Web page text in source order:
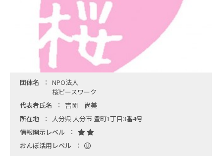
団体名
NPO法人
桜ピースワーク
代表者氏名
吉岡 尚美
所在地
大分県 大分市 豊町1丁目3番4号
情報開示レベル
おんぽ活用レベル